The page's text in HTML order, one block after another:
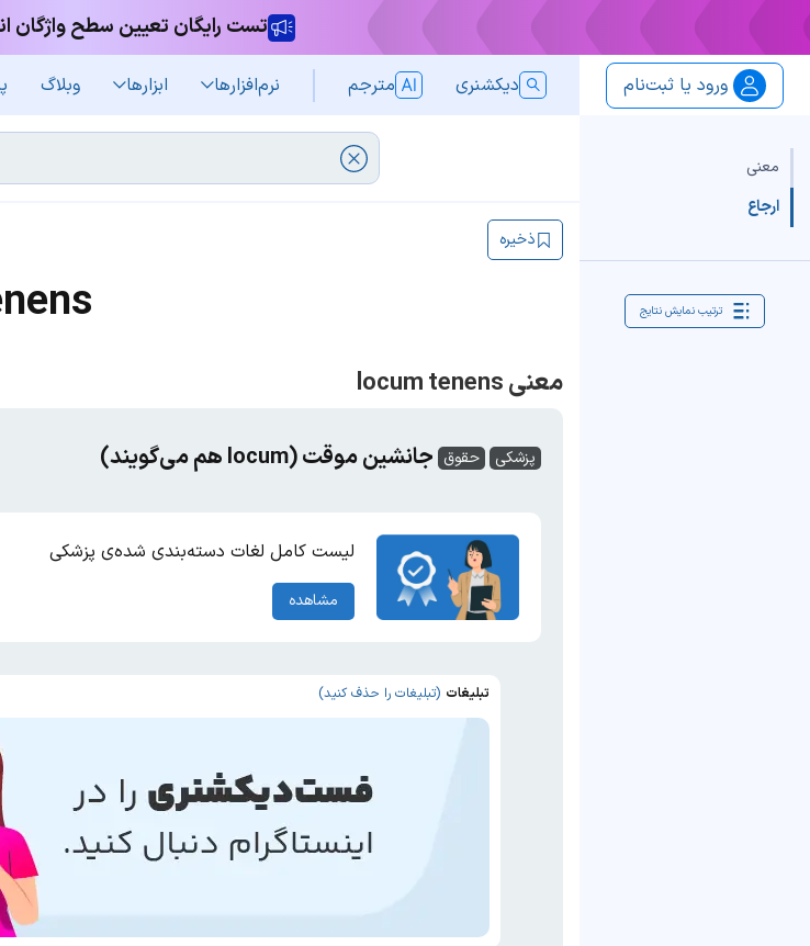
تست رایگان تعیین سطح واژگان
ورود یا ثبت‌نام دیکشنری مترجم نرم‌افزار‌ها ابزارها وبلاگ
معنی
ارجاع
ترتیب نمایش نتایج
ذخیره
معنی locum tenens
پزشکی حقوق جانشین موقت (locum هم می‌گویند)
لیست کامل لغات دسته‌بندی شده‌ی پزشکی
مشاهده
تبلیغات (تبلیغات را حذف کنید)